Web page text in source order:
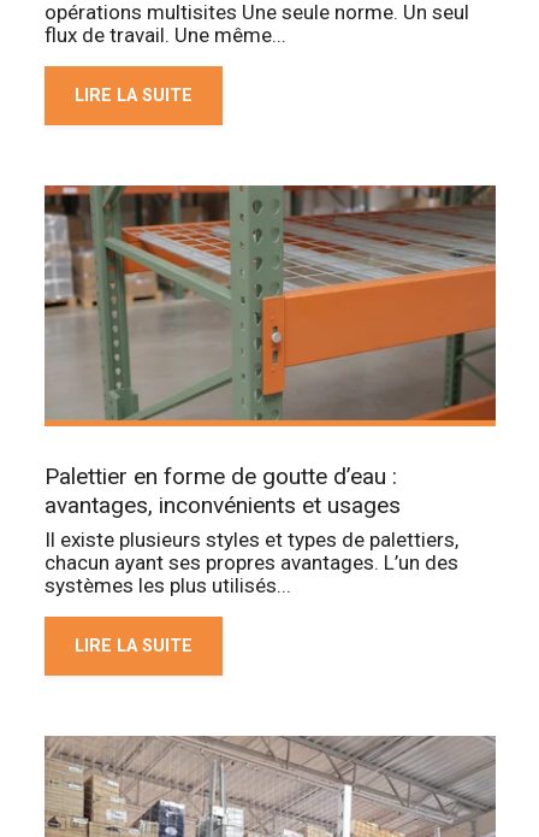
opérations multisites Une seule norme. Un seul
flux de travail. Une même...
LIRE LA SUITE
Palettier en forme de goutte d’eau :
avantages, inconvénients et usages
Il existe plusieurs styles et types de palettiers,
chacun ayant ses propres avantages. L’un des
systèmes les plus utilisés...
LIRE LA SUITE